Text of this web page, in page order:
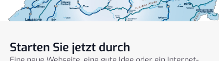
Starten Sie jetzt durch